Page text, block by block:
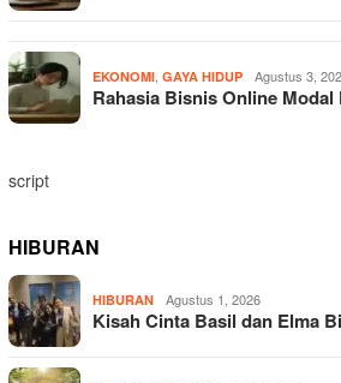
EKONOMI, GAYA HIDUP Agustus 3,
Rahasia Bisnis Online
script
HIBURAN
HIBURAN Agustus 1, 2026
Kisah Cinta Basil dan Elma